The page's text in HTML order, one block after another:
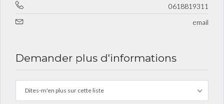
0618819311
email
Demander plus d'informations
Dites-m'en plus sur cette liste